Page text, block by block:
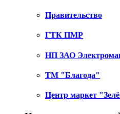
Правительство
ГТК ПМР
НП ЗАО
ТМ "Благода"
Центр маркет